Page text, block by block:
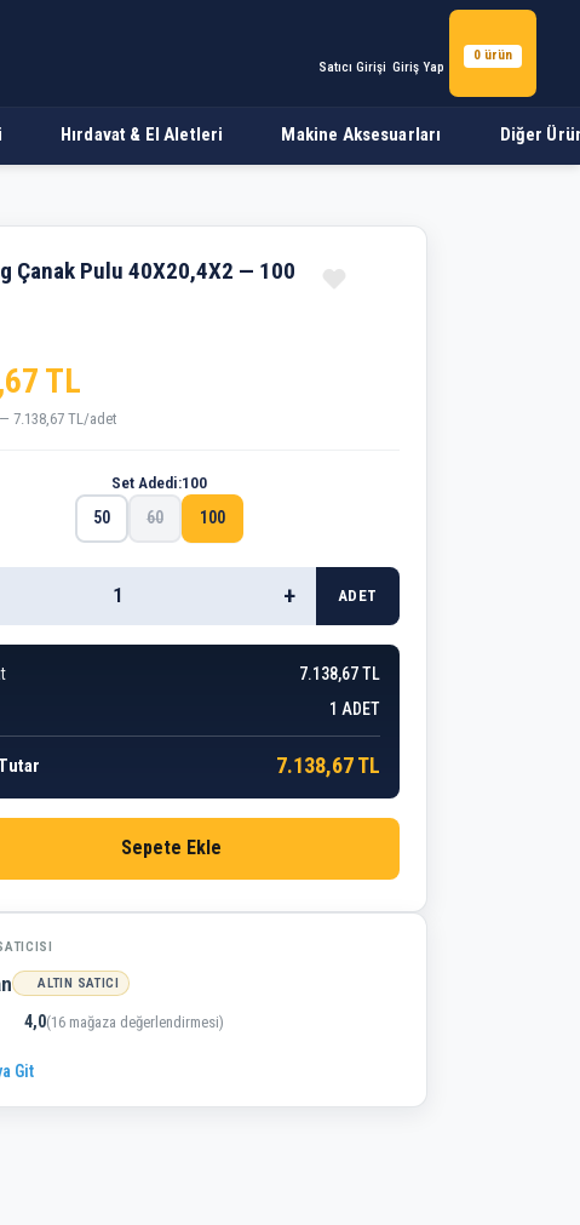
Satıcı Girişi Giriş Yap
0 ürün
Hırdavat & El Aletleri Makine Aksesuarları Diğer
Çanak Pulu 40X20,4X2 — 100
TL
7.138,67 TL/adet
Set Adedi:100
50
60 100
+ ADET
7.138,67 TL
1 ADET
7.138,67 TL
Sepete Ekle
ALTIN SATICI
4,0(16 mağaza değerlendirmesi)
Git